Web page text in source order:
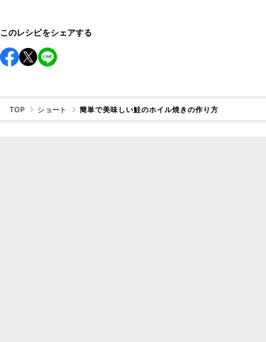
このレシピをシェアする
TOP ショート 簡単で美味しい鮭のホイル焼きの作り方